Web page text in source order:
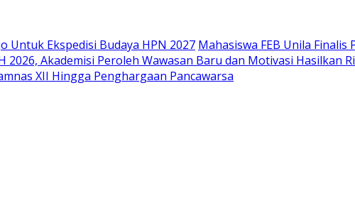
Untuk Ekspedisi Budaya HPN 2027 Mahasiswa FEB Unila
2026, Akademisi Peroleh Wawasan Baru dan Motivasi Hasilkan
XII Hingga Penghargaan Pancawarsa